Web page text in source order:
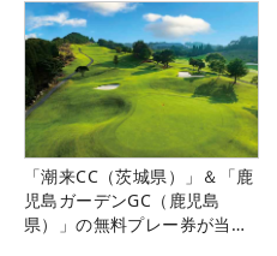
「潮来CC（茨城県）」＆「鹿
児島ガーデンGC（鹿児島
県）」の無料プレー券が当た